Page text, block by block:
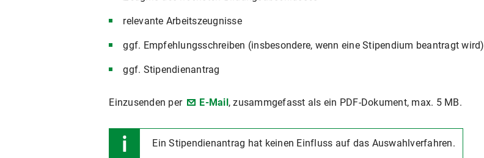
relevante Arbeitszeugnisse
ggf. Empfehlungsschreiben (insbesondere, wenn eine Stipendium beantragt wird)
ggf. Stipendienantrag
Einzusenden per E-Mail, zusammgefasst als ein PDF-Dokument, max. 5 MB.
Ein Stipendienantrag hat keinen Einfluss auf das Auswahlverfahren.